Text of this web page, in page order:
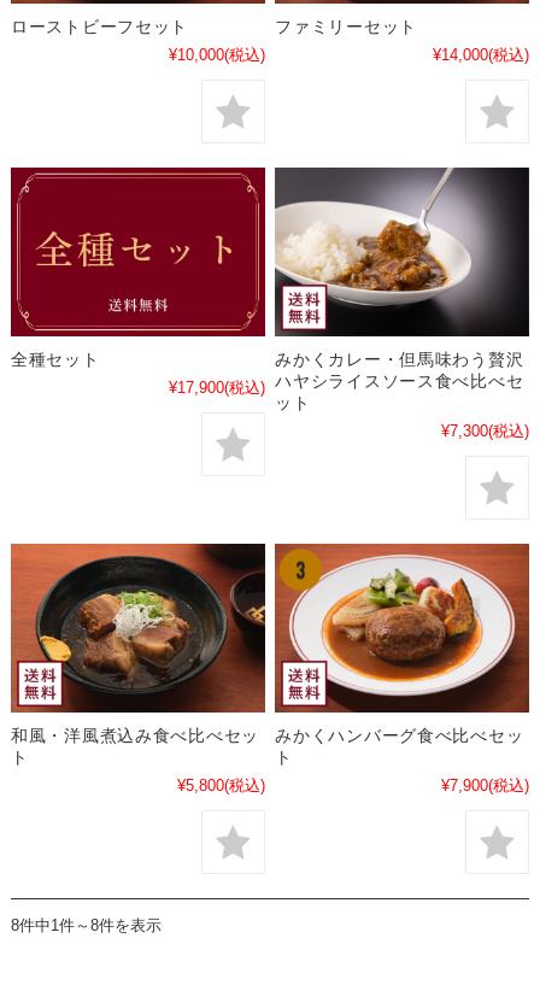
ローストビーフセット
¥10,000(税込)
ファミリーセット
¥14,000(税込)
全種セット
¥17,900(税込)
みかくカレー・但馬味わう贅沢
ハヤシライスソース食べ比べセ
ット
¥7,300(税込)
和風・洋風煮込み食べ比べセッ
ト
¥5,800(税込)
みかくハンバーグ食べ比べセッ
ト
¥7,900(税込)
8件中1件～8件を表示